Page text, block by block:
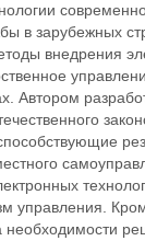
в зарубежных
внедрения
Автором
управления.
необходимости